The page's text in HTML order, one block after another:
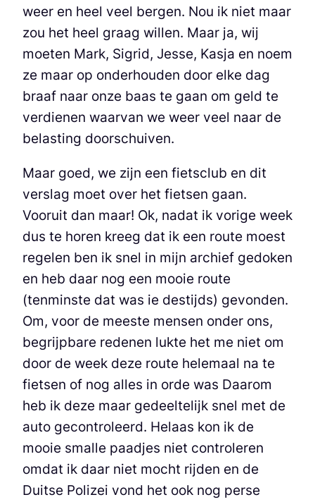
weer en heel veel bergen. Nou ik niet maar
zou het heel graag willen. Maar ja, wij
moeten Mark, Sigrid, Jesse, Kasja en noem
ze maar op onderhouden door elke dag
braaf naar onze baas te gaan om geld te
verdienen waarvan we weer veel naar de
belasting doorschuiven.
Maar goed, we zijn een fietsclub en dit
verslag moet over het fietsen gaan.
Vooruit dan maar! Ok, nadat ik vorige week
dus te horen kreeg dat ik een route moest
regelen ben ik snel in mijn archief gedoken
en heb daar nog een mooie route
(tenminste dat was ie destijds) gevonden.
Om, voor de meeste mensen onder ons,
begrijpbare redenen lukte het me niet om
door de week deze route helemaal na te
fietsen of nog alles in orde was Daarom
heb ik deze maar gedeeltelijk snel met de
auto gecontroleerd. Helaas kon ik de
mooie smalle paadjes niet controleren
omdat ik daar niet mocht rijden en de
Duitse Polizei vond het ook nog perse